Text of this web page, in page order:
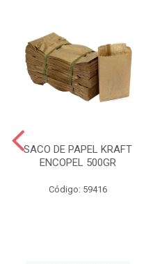
SACO DE PAPEL KRAFT
ENCOPEL 500GR
Código: 59416